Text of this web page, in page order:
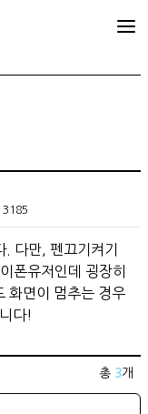
3185
다만, 펜끄기켜기
폰유저인데 굉장히
화면이 멈추는 경우
다!
총 3개